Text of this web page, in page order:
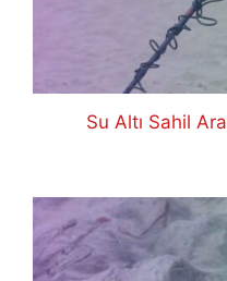
Su Altı Sahil